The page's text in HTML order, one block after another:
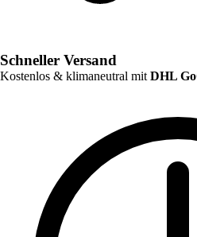
Schneller Versand
Kostenlos & klimaneutral mit DHL